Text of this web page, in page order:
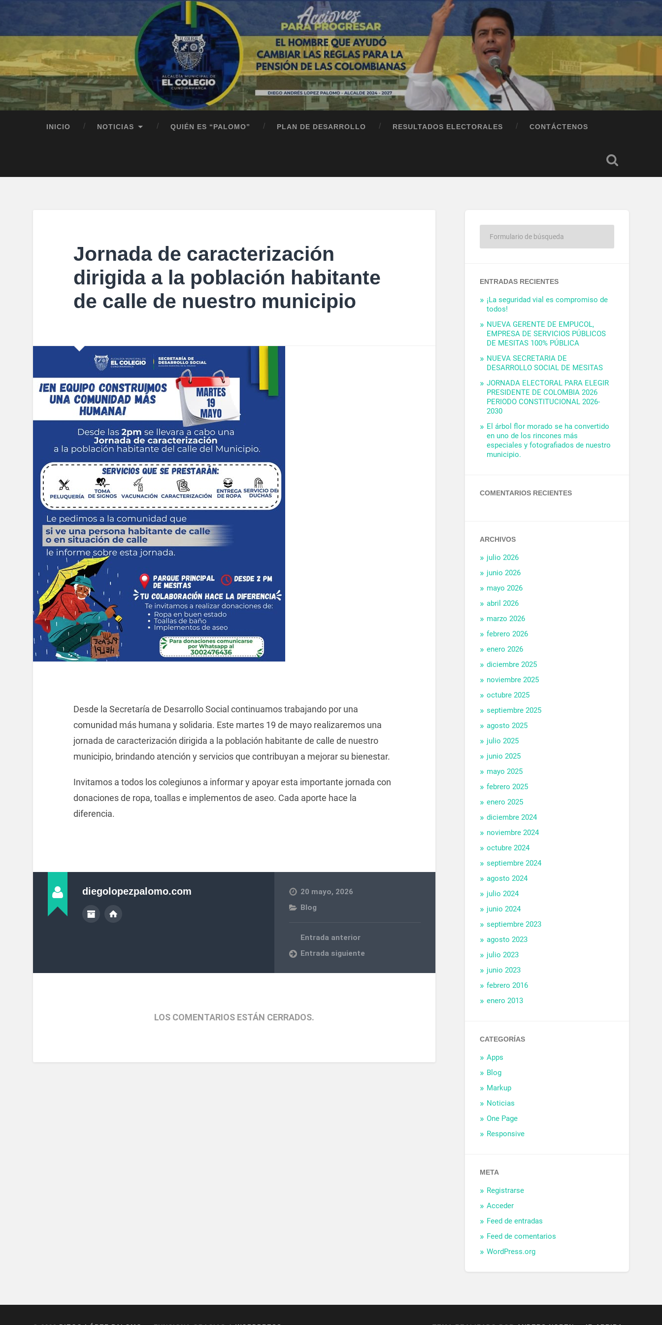
INICIO NOTICIAS QUIÉN ES “PALOMO” PLAN DE DESARROLLO RESULTADOS ELECTORALES CONTÁCTENOS
Jornada de caracterización
dirigida a la población habitante
de calle de nuestro municipio
Desde la Secretaría de Desarrollo Social continuamos trabajando por una
comunidad más humana y solidaria. Este martes 19 de mayo realizaremos una
jornada de caracterización dirigida a la población habitante de calle de nuestro
municipio, brindando atención y servicios que contribuyan a mejorar su bienestar.
Invitamos a todos los colegiunos a informar y apoyar esta importante jornada con
donaciones de ropa, toallas e implementos de aseo. Cada aporte hace la
diferencia.
diegolopezpalomo.com
20 mayo, 2026
Blog
Entrada anterior
Entrada siguiente
LOS COMENTARIOS ESTÁN CERRADOS.
ENTRADAS RECIENTES
¡La seguridad vial es compromiso de
todos!
NUEVA GERENTE DE EMPUCOL,
EMPRESA DE SERVICIOS PÚBLICOS
DE MESITAS 100% PÚBLICA
NUEVA SECRETARIA DE
DESARROLLO SOCIAL DE MESITAS
JORNADA ELECTORAL PARA ELEGIR
PRESIDENTE DE COLOMBIA 2026
PERIODO CONSTITUCIONAL 2026-
2030
El árbol flor morado se ha convertido
en uno de los rincones más
especiales y fotografiados de nuestro
municipio.
COMENTARIOS RECIENTES
ARCHIVOS
julio 2026
junio 2026
mayo 2026
abril 2026
marzo 2026
febrero 2026
enero 2026
diciembre 2025
noviembre 2025
octubre 2025
septiembre 2025
agosto 2025
julio 2025
junio 2025
mayo 2025
febrero 2025
enero 2025
diciembre 2024
noviembre 2024
octubre 2024
septiembre 2024
agosto 2024
julio 2024
junio 2024
septiembre 2023
agosto 2023
julio 2023
junio 2023
febrero 2016
enero 2013
CATEGORÍAS
Apps
Blog
Markup
Noticias
One Page
Responsive
META
Registrarse
Acceder
Feed de entradas
Feed de comentarios
WordPress.org